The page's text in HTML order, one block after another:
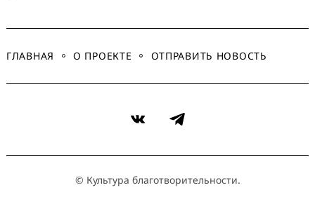
ГЛАВНАЯ О ПРОЕКТЕ ОТПРАВИТЬ НОВОСТЬ
VK Telegram
© Культура благотворительности.